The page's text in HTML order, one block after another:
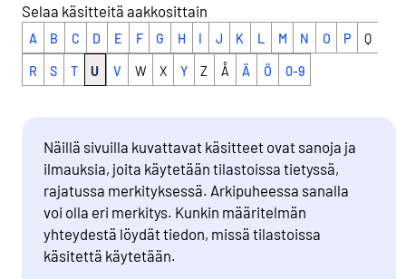
Selaa käsitteitä aakkosittain
A B C D E F G H I J K L M N O P Q
R S T U V W X Y Z Å Ä Ö 0-9
Näillä sivuilla kuvattavat käsitteet ovat sanoja ja
ilmauksia, joita käytetään tilastoissa tietyssä,
rajatussa merkityksessä. Arkipuheessa sanalla
voi olla eri merkitys. Kunkin määritelmän
yhteydestä löydät tiedon, missä tilastoissa
käsitettä käytetään.